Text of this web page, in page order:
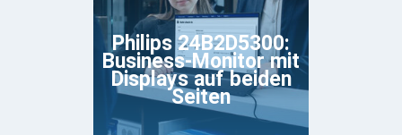
Philips 24B2D5300:
Business-Monitor mit
Displays auf beiden
Seiten